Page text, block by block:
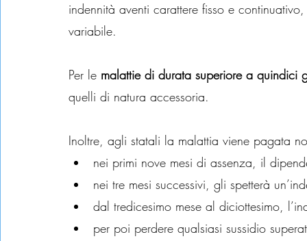
indennità aventi carattere fisso e
variabile.
Per le malattie di durata superiore a quindici
quelli di natura accessoria.
Inoltre, agli statali la malattia viene pagata
nei primi nove mesi di assenza, il
nei tre mesi successivi, gli spetterà
dal tredicesimo mese al diciottesimo,
per poi perdere qualsiasi sussidio